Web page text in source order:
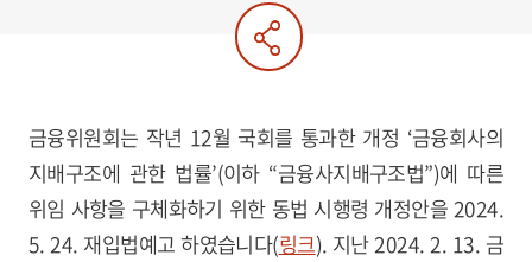
금융위원회는 작년 12월 국회를 통과한 개정 ‘금융회사의
지배구조에 관한 법률’(이하 “금융사지배구조법”)에 따른
위임 사항을 구체화하기 위한 동법 시행령 개정안을 2024.
5. 24. 재입법예고 하였습니다(링크). 지난 2024. 2. 13. 금